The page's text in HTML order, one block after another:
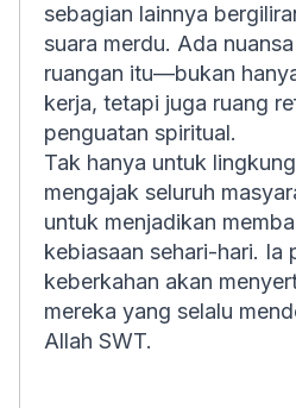
sebagian lainnya
suara merdu. Ada
ruangan itu—bukan
kerja, tetapi juga ruang
penguatan spiritual.
Tak hanya untuk
mengajak seluruh
untuk menjadikan
kebiasaan sehari-hari. Ia
keberkahan akan
mereka yang selalu
Allah SWT.